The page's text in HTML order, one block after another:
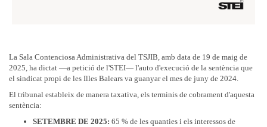
La Sala Contenciosa Administrativa del TSJIB, amb data de 19 de maig de
2025, ha dictat —a petició de l'STEI— l'auto d'execució de la sentència que
el sindicat propi de les Illes Balears va guanyar el mes de juny de 2024.
El tribunal estableix de manera taxativa, els terminis de cobrament d'aquesta
sentència:
SETEMBRE DE 2025: 65 % de les quanties i els interessos de